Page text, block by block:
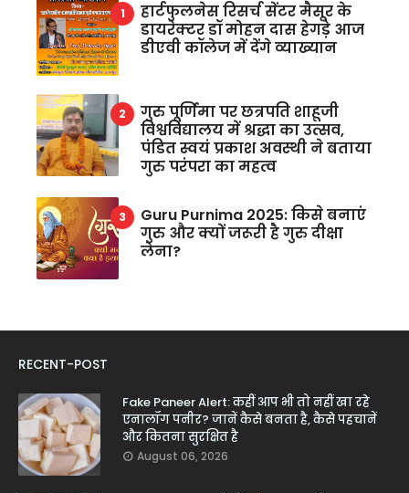
हार्टफुलनेस रिसर्च सेंटर मैसूर के
डायरेक्टर डॉ मोहन दास हेगड़े आज
डीएवी कॉलेज में देंगे व्याख्यान
गुरु पूर्णिमा पर छत्रपति शाहूजी
विश्वविद्यालय में श्रद्धा का उत्सव,
पंडित स्वयं प्रकाश अवस्थी ने बताया
गुरु परंपरा का महत्व
Guru Purnima 2025: किसे बनाएं
गुरु और क्यों जरूरी है गुरु दीक्षा
लेना?
RECENT-POST
Fake Paneer Alert: कहीं आप भी तो नहीं खा रहे
एनालॉग पनीर? जानें कैसे बनता है, कैसे पहचानें
और कितना सुरक्षित है
August 06, 2026